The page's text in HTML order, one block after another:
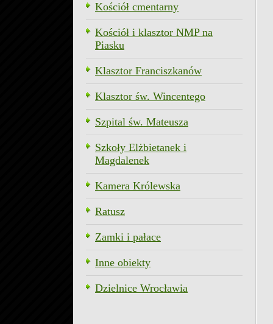
Kościół cmentarny
Kościół i klasztor NMP na
Piasku
Klasztor Franciszkanów
Klasztor św. Wincentego
Szpital św. Mateusza
Szkoły Elżbietanek i
Magdalenek
Kamera Królewska
Ratusz
Zamki i pałace
Inne obiekty
Dzielnice Wrocławia